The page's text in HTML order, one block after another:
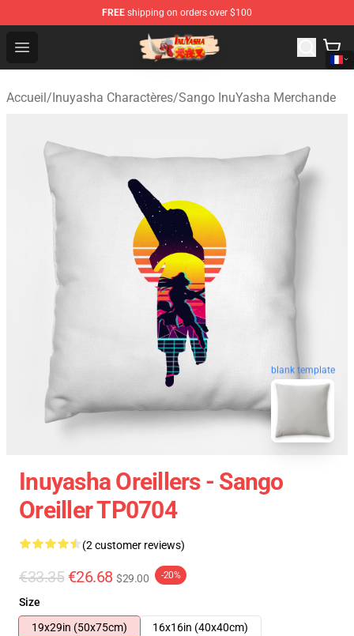
FREE shipping on orders over $100
Open menu
Inuyasha Store - Official Inuyasha Merchandise Shop
Accueil/Inuyasha Charactères/Sango InuYasha Merchande
blank template
Inuyasha Oreillers - Sango
Oreiller TP0704
(2 customer reviews)
€33.35 €26.68 $29.00 -20%
Size
19x29in (50x75cm)
16x16in (40x40cm)